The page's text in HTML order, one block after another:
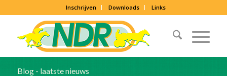
Inschrijven Downloads Links
Blog - laatste nieuws